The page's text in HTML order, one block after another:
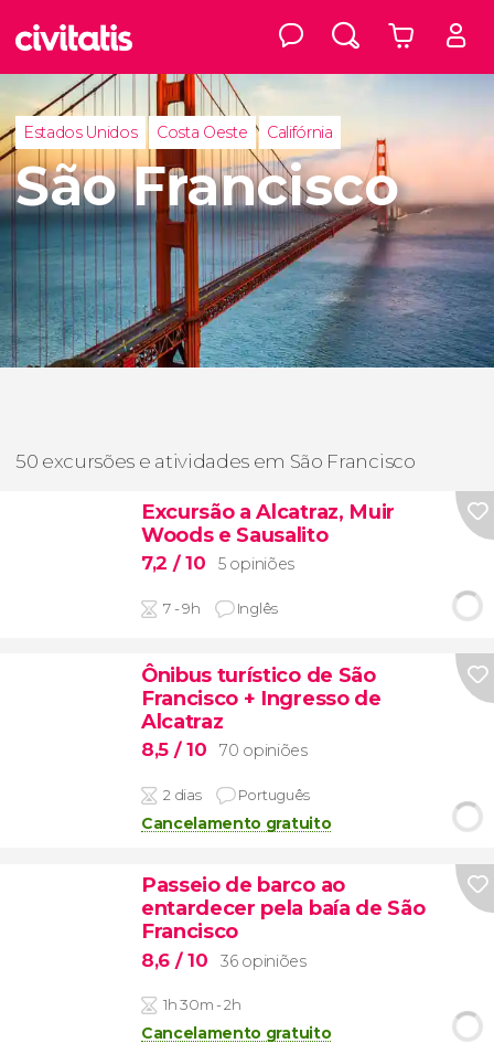
Estados Unidos Costa Oeste Califórnia
São Francisco
50 excursões e atividades em São Francisco
Excursão a Alcatraz, Muir
Woods e Sausalito
7,2 / 10 5 opiniões
7 - 9h Inglês
Ônibus turístico de São
Francisco + Ingresso de
Alcatraz
8,5 / 10 70 opiniões
2 dias Português
Cancelamento gratuito
Passeio de barco ao
entardecer pela baía de São
Francisco
8,6 / 10 36 opiniões
1h 30m - 2h
Cancelamento gratuito